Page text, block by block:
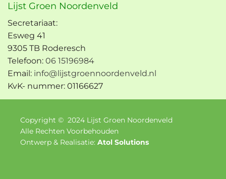
Lijst Groen Noordenveld
Secretariaat:
Esweg 41
9305 TB Roderesch
Telefoon: 06 15196984
Email: info@lijstgroennoordenveld.nl
KvK- nummer: 01166627
Copyright © 2024 Lijst Groen Noordenveld
Alle Rechten Voorbehouden
Ontwerp & Realisatie: Atol Solutions